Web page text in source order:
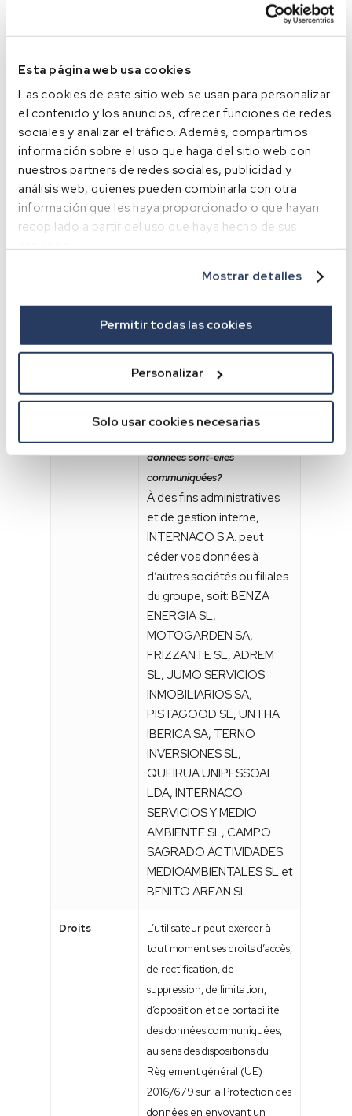
Esta página web usa cookies
Las cookies de este sitio web se usan para personalizar
el contenido y los anuncios, ofrecer funciones de redes
sociales y analizar el tráfico. Además, compartimos
información sobre el uso que haga del sitio web con
nuestros partners de redes sociales, publicidad y
análisis web, quienes pueden combinarla con otra
información que les haya proporcionado o que hayan
recopilado a partir del uso que haya hecho de sus
servicios.
Mostrar detalles
Permitir todas las cookies
Personalizar
Solo usar cookies necesarias
demandés ou des achats
ou des services qui
présentent un intérêt.
Pendant combien de
temps conservons-nous
vos données?
Les données personnelles
communiquées par
suppression n’est pas
demandée par l’intéressé.
la suite donnée à votre
demande.
données sont-elles
communiquées?
À des fins administratives
et de gestion interne,
INTERNACO S.A. peut
céder vos données à
d’autres sociétés ou filiales
du groupe, soit: BENZA
ENERGIA SL,
MOTOGARDEN SA,
FRIZZANTE SL, ADREM
SL, JUMO SERVICIOS
INMOBILIARIOS SA,
PISTAGOOD SL, UNTHA
IBERICA SA, TERNO
INVERSIONES SL,
QUEIRUA UNIPESSOAL
LDA, INTERNACO
SERVICIOS Y MEDIO
AMBIENTE SL, CAMPO
SAGRADO ACTIVIDADES
MEDIOAMBIENTALES SL et
BENITO AREAN SL.
Droits
L’utilisateur peut exercer à
tout moment ses droits d’accès,
de rectification, de
suppression, de limitation,
d’opposition et de portabilité
des données communiquées,
au sens des dispositions du
Règlement général (UE)
2016/679 sur la Protection des
données en envoyant un